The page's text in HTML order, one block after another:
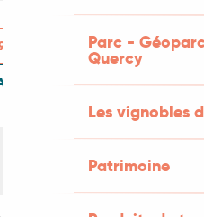
Parc -
Quercy
Les vignobles
Patrimoine
39 81
NOUS